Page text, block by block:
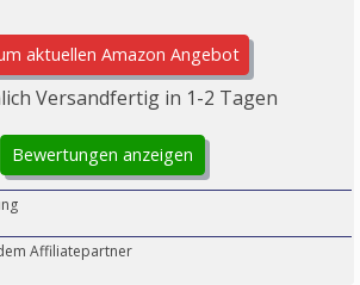
aktuellen Amazon Angebot
Versandfertig in 1-2 Tagen
Bewertungen anzeigen
Affiliatepartner